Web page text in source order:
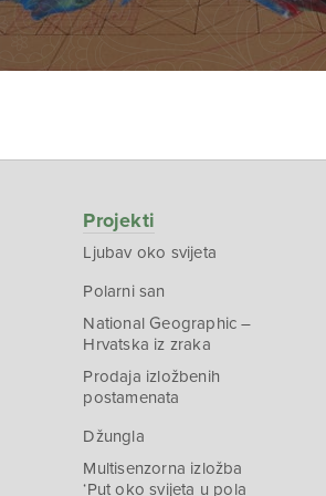
Projekti
Ljubav oko svijeta
Polarni san
National Geographic –
Hrvatska iz zraka
Prodaja izložbenih
postamenata
Džungla
Multisenzorna izložba
‘Put oko svijeta u pola